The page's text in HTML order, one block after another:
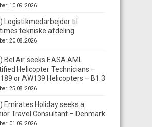
10.09.2026
Logistikmedarbejder til
tekniske afdeling
20.08.2026
Bel Air seeks EASA AML
Helicopter Technicians –
or AW139 Helicopters – B1.3
25.08.2026
Emirates Holiday seeks a
Travel Consultant – Denmark
01.09.2026